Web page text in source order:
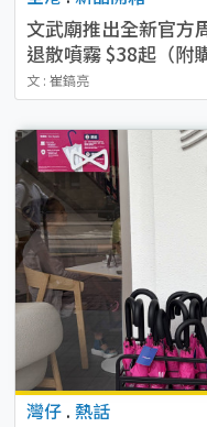
文武廟推出全新官方
退散噴霧 $38起（附
文 : 崔鎬亮
灣仔 . 熱話